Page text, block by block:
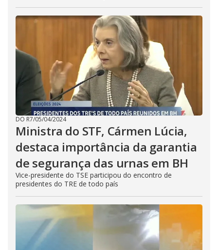
DO R7/05/04/2024
Ministra do STF, Cármen Lúcia,
destaca importância da garantia
de segurança das urnas em BH
Vice-presidente do TSE participou do encontro de
presidentes do TRE de todo país